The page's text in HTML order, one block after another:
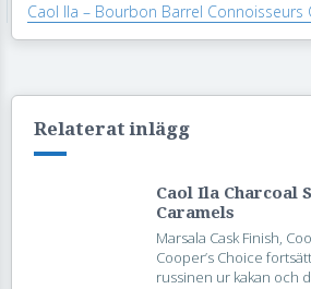
Caol Ila – Bourbon Barrel Connoisseurs
Relaterat inlägg
Caol Ila Charcoal
Caramels
Marsala Cask Finish,
Cooper’s Choice
russinen ur kakan och